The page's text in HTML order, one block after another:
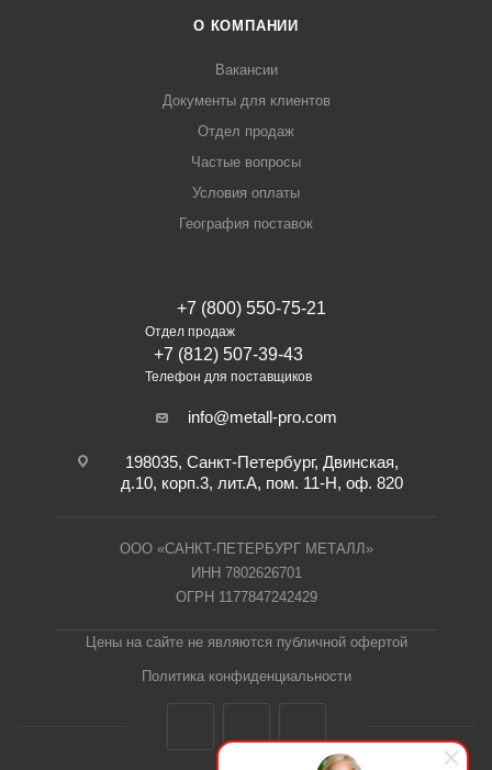
О КОМПАНИИ
Вакансии
Документы для клиентов
Отдел продаж
Частые вопросы
Условия оплаты
География поставок
+7 (800) 550-75-21
Отдел продаж
+7 (812) 507-39-43
Телефон для поставщиков
info@metall-pro.com
198035, Санкт-Петербург, Двинская,
д.10, корп.3, лит.А, пом. 11-Н, оф. 820
ООО «САНКТ-ПЕТЕРБУРГ МЕТАЛЛ»
ИНН 7802626701
ОГРН 1177847242429
Цены на сайте не являются публичной офертой
Политика конфиденциальности